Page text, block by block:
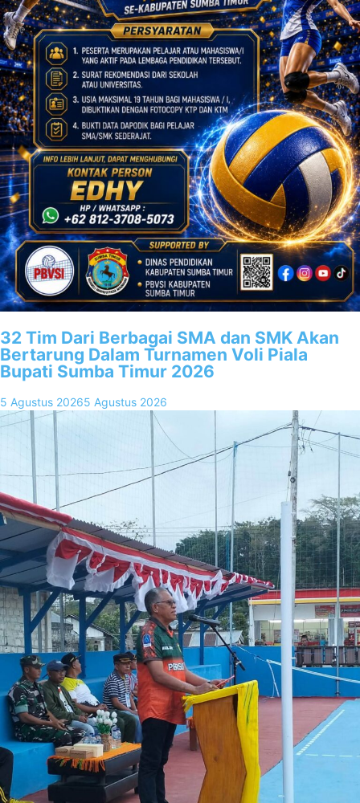
32 Tim Dari Berbagai SMA dan SMK Akan
Bertarung Dalam Turnamen Voli Piala
Bupati Sumba Timur 2026
5 Agustus 20265 Agustus 2026